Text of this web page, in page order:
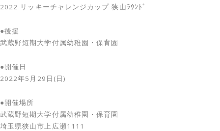
2022 リッキーチャレンジカップ 狭山ﾗｳﾝﾄﾞ
●後援
武蔵野短期大学付属幼稚園・保育園
●開催日
2022年5月29日(日)
●開催場所
武蔵野短期大学付属幼稚園・保育園
埼玉県狭山市上広瀬1111